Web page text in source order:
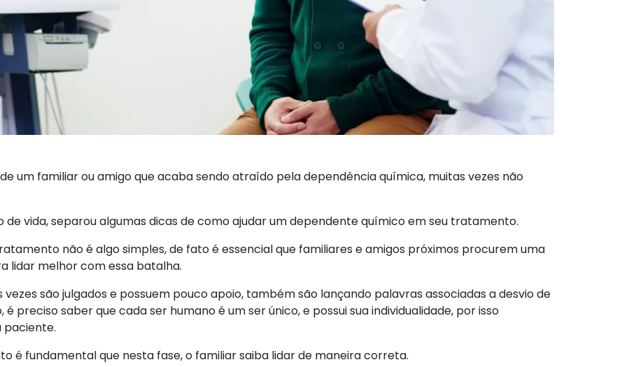
um familiar ou amigo que acaba sendo atraído pela dependência química, muitas vezes não
vida, separou algumas dicas de como ajudar um dependente químico em seu tratamento.
não é algo simples, de fato é essencial que familiares e amigos próximos procurem uma
lidar melhor com essa batalha.
são julgados e possuem pouco apoio, também são lançando palavras associadas a desvio de
preciso saber que cada ser humano é um ser único, e possui sua individualidade, por isso
paciente.
é fundamental que nesta fase, o familiar saiba lidar de maneira correta.